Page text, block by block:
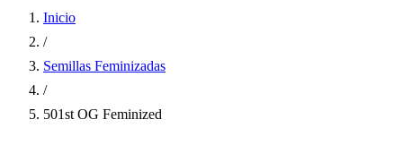
Inicio
/
Semillas Feminizadas
/
501st OG Feminized